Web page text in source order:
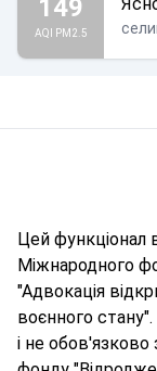
149
AQI PM2.5
Цей функціонал
Міжнародного
"Адвокація
воєнного
і не обов'язково